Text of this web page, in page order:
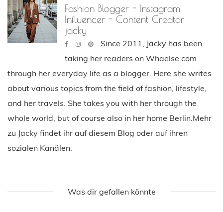
Fashion Blogger - Instagram
Influencer - Content Creator
jacky
Since 2011, Jacky has been
taking her readers on Whaelse.com
through her everyday life as a blogger. Here she writes
about various topics from the field of fashion, lifestyle,
and her travels. She takes you with her through the
whole world, but of course also in her home Berlin.Mehr
zu Jacky findet ihr auf diesem Blog oder auf ihren
sozialen Kanälen.
Was dir gefallen könnte